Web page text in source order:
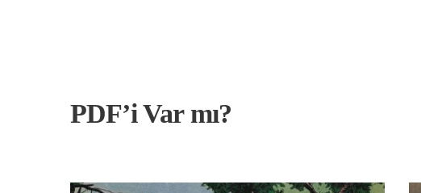
PDF’i Var mı?